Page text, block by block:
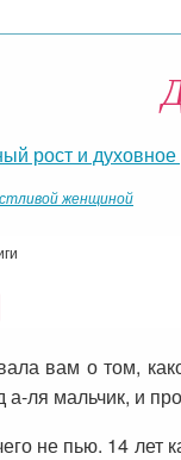
рост и духовное
женщиной
вам о том,
ля мальчик, и
не пью. 14 лет